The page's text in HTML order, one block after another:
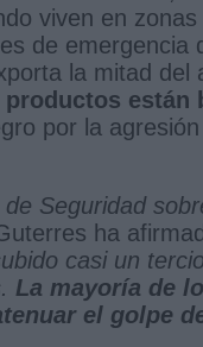
viven en
de emergencia
la mitad del
productos están
por la
de Seguridad
ha
casi un
La mayoría de
el golpe